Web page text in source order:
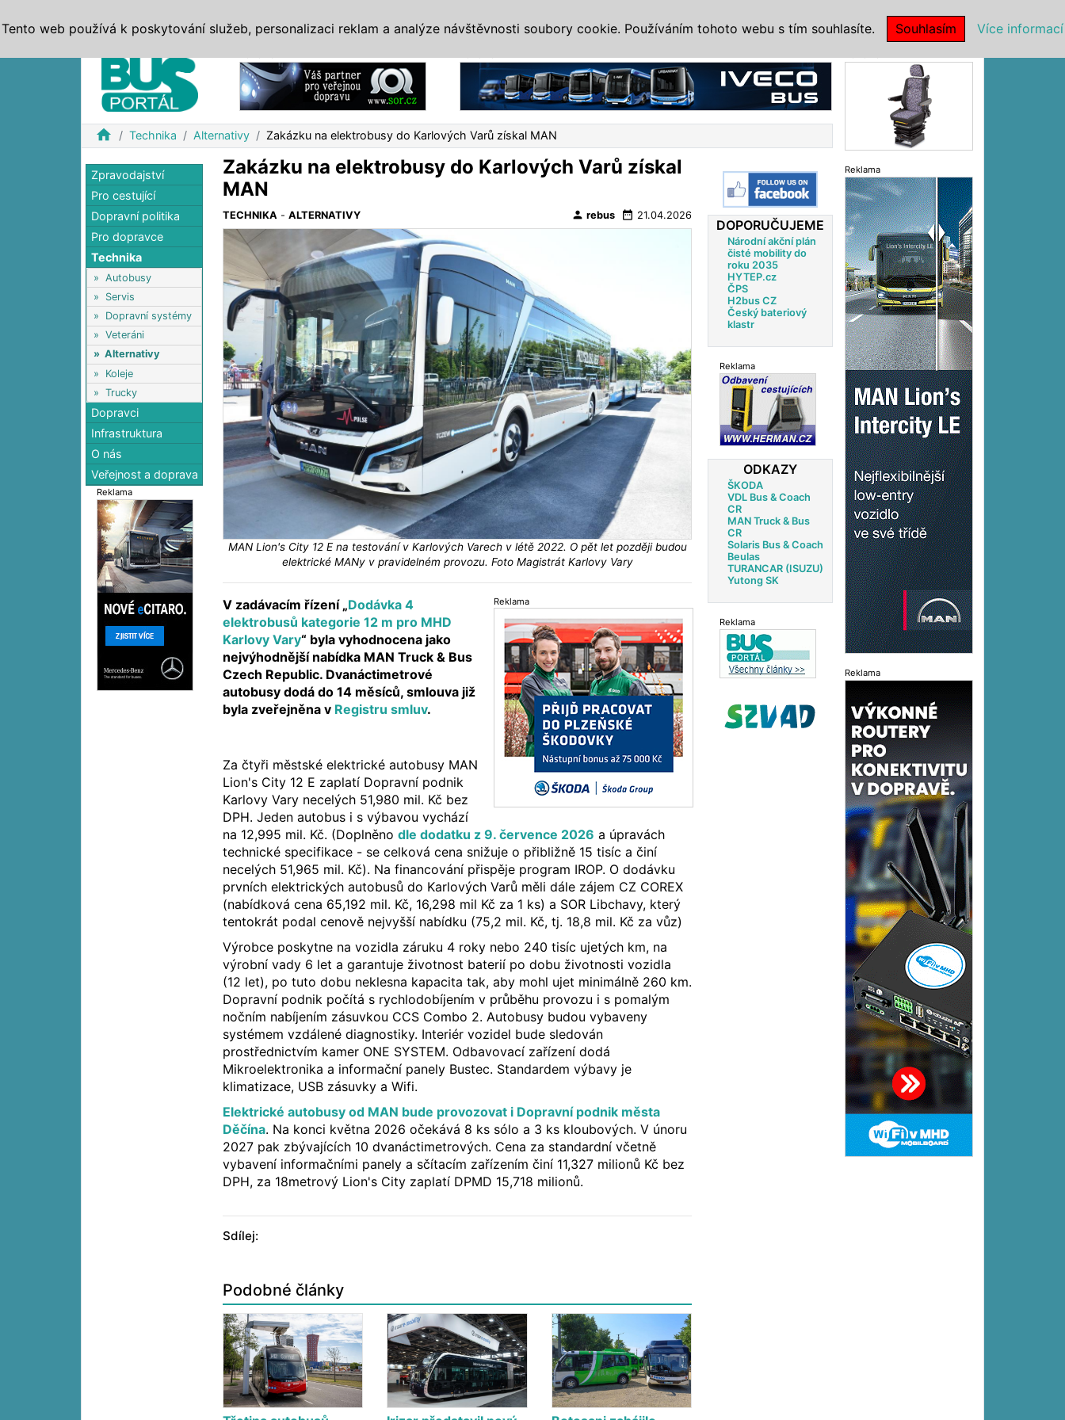
home Technika Alternativy Zakázku na elektrobusy do Karlových Varů získal MAN
Zpravodajství
Pro cestující
Dopravní politika
Pro dopravce
Technika
» Autobusy
» Servis
» Dopravní systémy
» Veteráni
» Alternativy
» Koleje
» Trucky
Dopravci
Infrastruktura
O nás
Veřejnost a doprava
Reklama
Zakázku na elektrobusy do Karlových Varů získal
MAN
TECHNIKA -ALTERNATIVY person rebus date_range 21.04.2026
MAN Lion's City 12 E na testování v Karlových Varech v létě 2022. O pět let později budou
elektrické MANy v pravidelném provozu. Foto Magistrát Karlovy Vary
Reklama
V zadávacím řízení „Dodávka 4
elektrobusů kategorie 12 m pro MHD
Karlovy Vary“ byla vyhodnocena jako
nejvýhodnější nabídka MAN Truck & Bus
Czech Republic. Dvanáctimetrové
autobusy dodá do 14 měsíců, smlouva již
byla zveřejněna v Registru smluv.
Za čtyři městské elektrické autobusy MAN
Lion's City 12 E zaplatí Dopravní podnik
Karlovy Vary necelých 51,980 mil. Kč bez
DPH. Jeden autobus i s výbavou vychází
na 12,995 mil. Kč. (Doplněnodle dodatku z 9. července 2026 a úpravách
technické specifikace - se celková cena snižuje o přibližně 15 tisíc a činí
necelých 51,965 mil. Kč). Na financování přispěje program IROP. O dodávku
prvních elektrických autobusů do Karlových Varů měli dále zájem CZ COREX
(nabídková cena 65,192 mil. Kč, 16,298 mil Kč za 1 ks) a SOR Libchavy, který
tentokrát podal cenově nejvyšší nabídku (75,2 mil. Kč, tj. 18,8 mil. Kč za vůz)
Výrobce poskytne na vozidla záruku 4 roky nebo 240 tisíc ujetých km, na
výrobní vady 6 let a garantuje životnost baterií po dobu životnosti vozidla
(12 let), po tuto dobu neklesna kapacita tak, aby mohl ujet minimálně 260 km.
Dopravní podnik počítá s rychlodobíjením v průběhu provozu i s pomalým
nočním nabíjením zásuvkou CCS Combo 2. Autobusy budou vybaveny
systémem vzdálené diagnostiky. Interiér vozidel bude sledován
prostřednictvím kamer ONE SYSTEM. Odbavovací zařízení dodá
Mikroelektronika a informační panely Bustec. Standardem výbavy je
klimatizace, USB zásuvky a Wifi.
Elektrické autobusy od MAN bude provozovat i Dopravní podnik města
Děčína. Na konci května 2026 očekává 8 ks sólo a 3 ks kloubových. V únoru
2027 pak zbývajících 10 dvanáctimetrových. Cena za standardní včetně
vybavení informačními panely a sčítacím zařízením činí 11,327 milionů Kč bez
DPH, za 18metrový Lion's City zaplatí DPMD 15,718 milionů.
Sdílej:
Podobné články
DOPORUČUJEME
Národní akční plán
čisté mobility do
roku 2035
HYTEP.cz
ČPS
H2bus CZ
Český bateriový
klastr
Reklama
ODKAZY
ŠKODA
VDL Bus & Coach
CR
MAN Truck & Bus
CR
Solaris Bus & Coach
Beulas
TURANCAR (ISUZU)
Yutong SK
Reklama
Reklama
Reklama
Tento web používá k poskytování služeb, personalizaci reklam a analýze návštěvnosti soubory cookie. Používáním tohoto webu s tím souhlasíte. Souhlasím Více informací